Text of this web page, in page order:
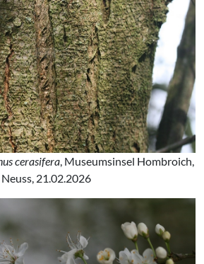
cerasifera, Museumsinsel Hombroich,
Neuss, 21.02.2026